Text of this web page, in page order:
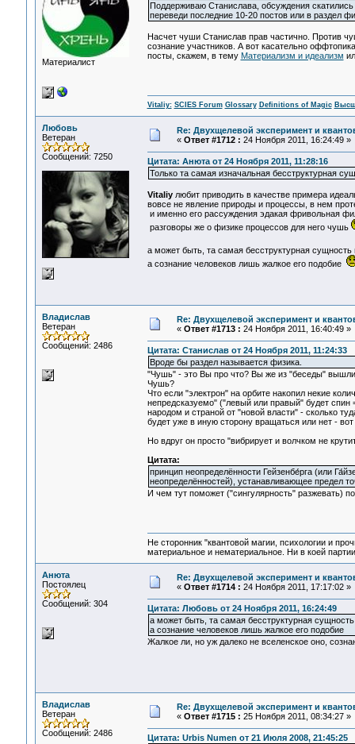
Материалист
Поддерживаю Станислава, обсуждения
переведи последние 10-20 постов или в раздел
Насчет чуши Станислав прав частично. Против
сознание участников. А вот касательно
посты, скажем, в тему Материализм и идеализм
Vitaliy: SCIES Forum Glossary Definitions of Magic
Любовь
Ветеран
Сообщений: 7250
Re: Двухщелевой эксперимент и
« Ответ #1712 : 24 Ноября 2011, 16:24:49 »
Цитата: Анюта от 24 Ноября 2011, 11:28:16
Только та самая изначальная бесструктурная
Vitaliyлюбит приводить в качестве примера
вовсе не явление природы и процессы, в нем
и именно его рассуждения эдакая фривольная
разговоры же о физике процессов для него чушь
а может быть, та самая бесструктурная сущность
а сознание человеков лишь жалкое его подобие
Владислав
Ветеран
Сообщений: 2486
Re: Двухщелевой эксперимент и
« Ответ #1713 : 24 Ноября 2011, 16:40:49 »
Цитата: Станислав от 24 Ноября 2011, 11:24:33
Вроде бы раздел называется физика.
"Чушь" - это Вы про что? Вы же из "беседы" вышли
Чушь?
Что если "электрон" на орбите накопил некие
непредсказуемо" ("левый или правый" будет спин
народом и страной от "новой власти" - сколько
будет уже в иную сторону вращаться или нет -
Но вдруг он просто "вибрирует и волчком не
Цитата:
принцип неопределённости Гейзенбе́рга (или
неопределённостей), устанавливающее предел
И чем тут поможет ("сингулярность" разжевать)
Не сторонник "квантовой магии, психологии и
материальное и нематериальное. Ни в коей
Анюта
Постоялец
Сообщений: 304
Re: Двухщелевой эксперимент и
« Ответ #1714 : 24 Ноября 2011, 17:17:02 »
Цитата: Любовь от 24 Ноября 2011, 16:24:49
а может быть, та самая бесструктурная
а сознание человеков лишь жалкое его подобие
Жалкое ли, но уж далеко не вселенское оно,
Владислав
Ветеран
Сообщений: 2486
Re: Двухщелевой эксперимент и
« Ответ #1715 : 25 Ноября 2011, 08:34:27 »
Цитата: Urbis Numen от 21 Июля 2008, 21:45:25